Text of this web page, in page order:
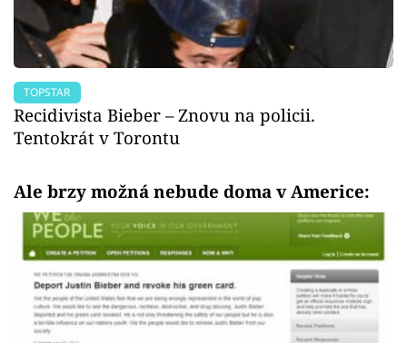
TOPSTAR
Recidivista Bieber – Znovu na policii.
Tentokrát v Torontu
Ale brzy možná nebude doma v Americe: